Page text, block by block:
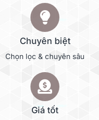
Chuyên biệt
Chọn lọc & chuyên sâu
Giá tốt